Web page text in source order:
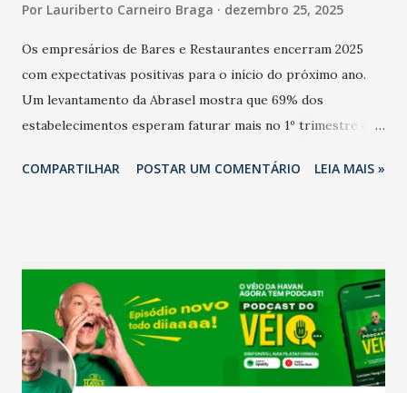
Por Lauriberto Carneiro Braga dezembro 25, 2025
Os empresários de Bares e Restaurantes encerram 2025
com expectativas positivas para o início do próximo ano.
Um levantamento da Abrasel mostra que 69% dos
estabelecimentos esperam faturar mais no 1º trimestre de
relação ao último trimestre deste ano, 56% também
confraternizações de fim de ano e pelo pagamento do 13º
Salário para um número maior de trabalhadores, já que o
país tem a menor taxa de desemprego dos anos recentes.
Ainda segundo a Pesquisa, em novembro de 2025, 40% dos
bares e restaurantes operaram com lucro e outros 40%
COMPARTILHAR POSTAR UM COMENTÁRIO LEIA MAIS »